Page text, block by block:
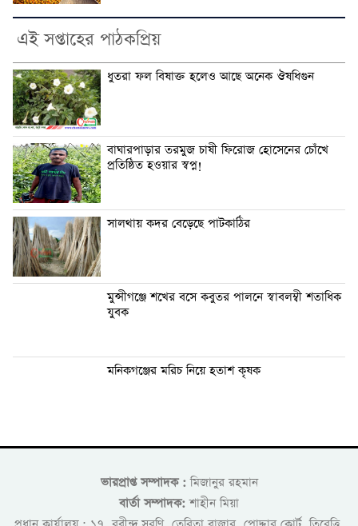
এই সপ্তাহের পাঠকপ্রিয়
ধুতরা ফল বিষাক্ত হলেও আছে অনেক ঔষধিগুন
বাঘারপাড়ার তরমুজ চাষী ফিরোজ হোসেনের চোঁখে
প্রতিষ্ঠিত হওয়ার স্বপ্ন!
সালথায় কদর বেড়েছে পাটকাঠির
মুন্সীগঞ্জে শখের বসে কবুতর পালনে স্বাবলম্বী শতাধিক
যুবক
মনিকগঞ্জের মরিচ নিয়ে হতাশ কৃষক
ভারপ্রাপ্ত সম্পাদক :মিজানুর রহমান
বার্তা সম্পাদক: শাহীন মিয়া